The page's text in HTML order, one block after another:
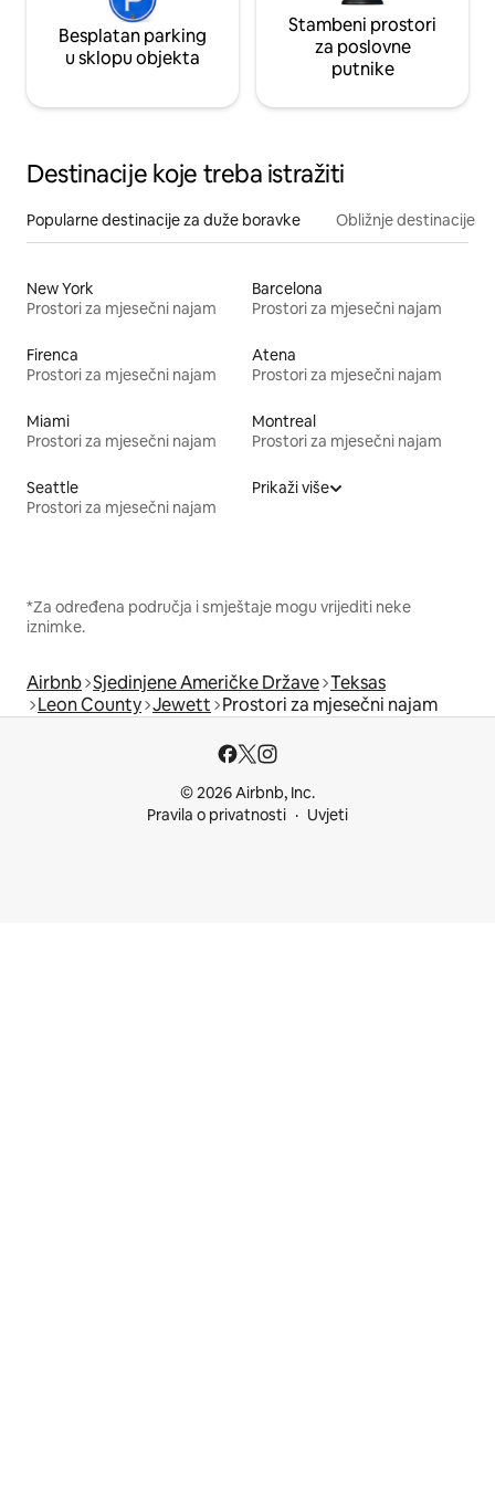
Besplatan parking
u sklopu objekta
Stambeni prostori
za poslovne
putnike
Destinacije koje treba istražiti
Popularne destinacije za duže boravke Obližnje destinacije
New York
Prostori za mjesečni najam
Barcelona
Prostori za mjesečni najam
Firenca
Prostori za mjesečni najam
Atena
Prostori za mjesečni najam
Miami
Prostori za mjesečni najam
Montreal
Prostori za mjesečni najam
Seattle
Prostori za mjesečni najam
Prikaži više
*Za određena područja i smještaje mogu vrijediti neke
iznimke.
Airbnb Sjedinjene Američke Države Teksas
Leon County Jewett Prostori za mjesečni najam
© 2026 Airbnb, Inc.
Pravila o privatnosti
Uvjeti